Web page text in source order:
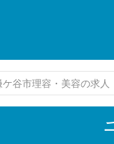
ケ谷市理容・美容の求人